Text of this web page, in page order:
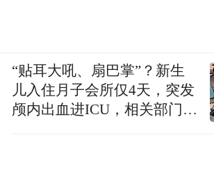
“贴耳大吼、扇巴掌”？新生
儿入住月子会所仅4天，突发
颅内出血进ICU，相关部门已